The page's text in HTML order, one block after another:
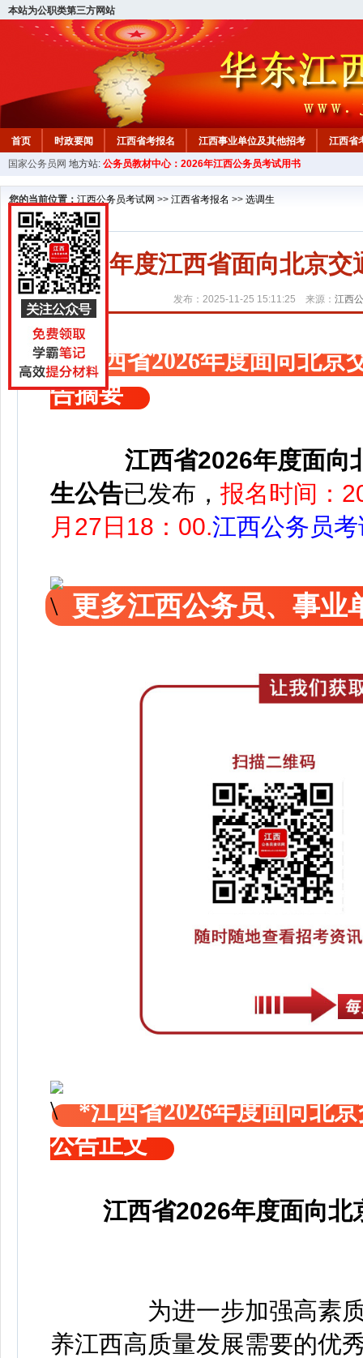
本站为公职类第三方网站
首页 时政要闻 江西省考报名 江西事业单位及其他招考 江西省
教材中心
国家公务员网 地方站: 公务员教材中心：2026年江西公务员考试用书
您的当前位置： 江西公务员考试网 >> 江西省考报名 >> 选调生
2026年度江西省面向北京
发布：2025-11-25 15:11:25 来源： 江西
江西省2026年度面向北京
告摘要
江西省2026年度面向
生公告已发布， 报名时间：
月27日18：00.江西公务员
更多江西公务员、事业
*江西省2026年度面向北
公告正文
江西省2026年度面向北
为进一步加强高素质
养江西高质量发展需要的优